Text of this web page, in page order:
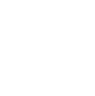
是要饿
吃包
算是看